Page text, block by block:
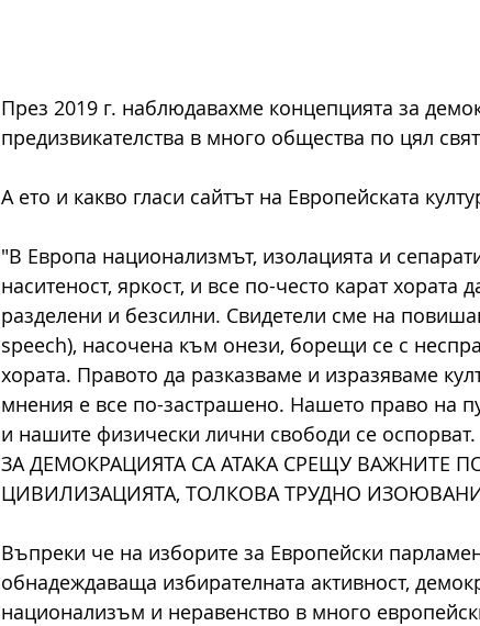
През 2019 г. наблюдавахме концепцията за
предизвикателства в много общества по цял
А ето и какво гласи сайтът на Европейската
"В Европа национализмът, изолацията и
наситеност, яркост, и все по-често карат хората
разделени и безсилни. Свидетели сме на
speech), насочена към онези, борещи се с
хората. Правото да разказваме и изразяваме
мнения е все по-застрашено. Нашето право на
и нашите физически лични свободи се
ЗА ДЕМОКРАЦИЯТА СА АТАКА СРЕЩУ ВАЖНИТЕ
ЦИВИЛИЗАЦИЯТА, ТОЛКОВА ТРУДНО
Въпреки че на изборите за Европейски
обнадеждаваща избирателната активност,
национализъм и неравенство в много